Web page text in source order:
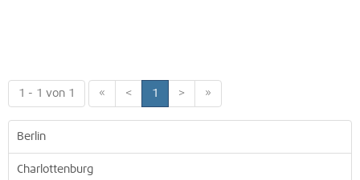
1 - 1 von 1 « < 1 > »
Berlin
Charlottenburg